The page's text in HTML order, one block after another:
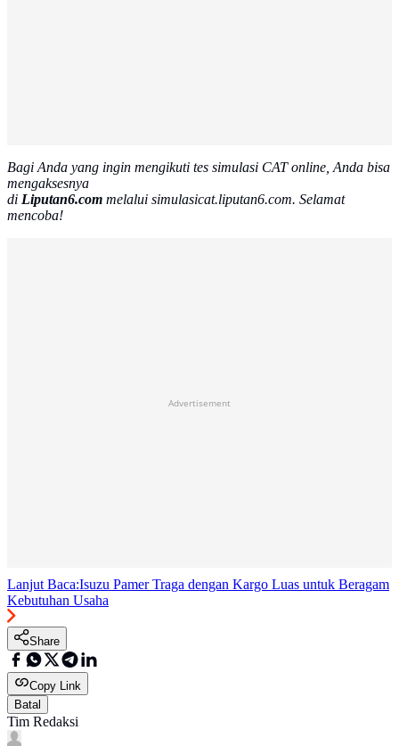
Bagi Anda yang ingin mengikuti tes simulasi CAT online, Anda bisa
mengaksesnya
di Liputan6.com melalui simulasicat.liputan6.com. Selamat
mencoba!
Advertisement
Lanjut Baca:Isuzu Pamer Traga dengan Kargo Luas untuk Beragam
Kebutuhan Usaha
Share
Copy Link
Batal
Tim Redaksi